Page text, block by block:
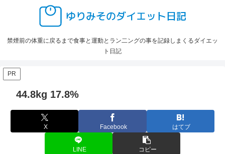
禁煙前の体重に戻るまで食事と運動とラン二ングの事を記録しまくるダイエッ
ト日記
PR
44.8kg 17.8%
X Facebook はてブ
LINE コピー